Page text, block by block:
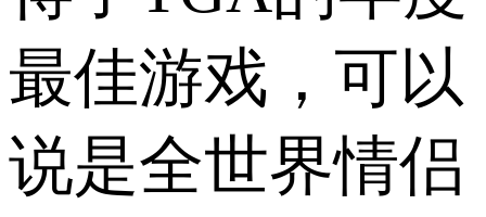
最佳游戏，可以
说是全世界情侣